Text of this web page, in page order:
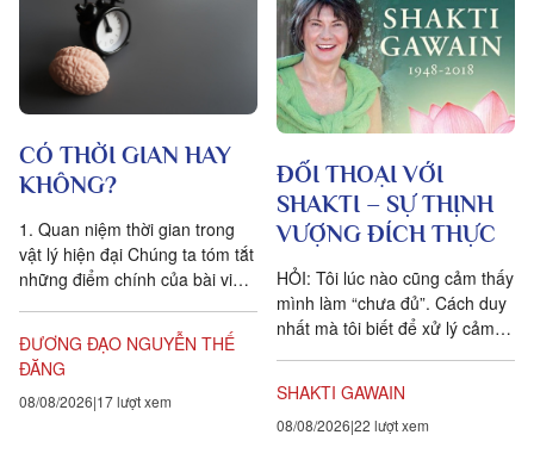
CÓ THỜI GIAN HAY
KHÔNG?
1. Quan niệm thời gian trong
vật lý hiện đại Chúng ta tóm tắt
những điểm chính của bài viết
Triết học Craig...
ĐƯƠNG ĐẠO NGUYỄN THẾ
ĐĂNG
08/08/2026 17 lượt xem
ĐỐI THOẠI VỚI
SHAKTI – SỰ THỊNH
VƯỢNG ĐÍCH THỰC
HỎI: Tôi lúc nào cũng cảm thấy
mình làm “chưa đủ”. Cách duy
nhất mà tôi biết để xử lý cảm
SHAKTI GAWAIN
08/08/2026 22 lượt xem